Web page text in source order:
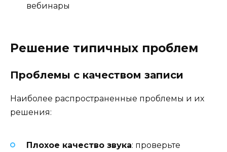
вебинары
Решение типичных проблем
Проблемы с качеством записи
Наиболее распространенные проблемы и их
решения:
Плохое качество звука: проверьте